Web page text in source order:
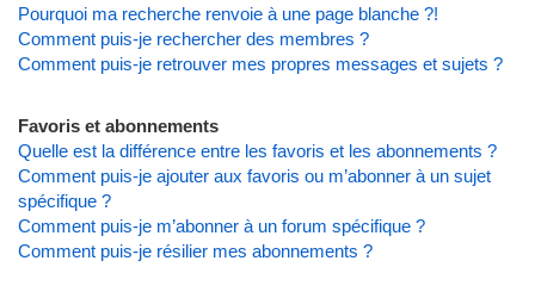
Pourquoi ma recherche renvoie à une page blanche ?!
Comment puis-je rechercher des membres ?
Comment puis-je retrouver mes propres messages et sujets ?
Favoris et abonnements
Quelle est la différence entre les favoris et les abonnements ?
Comment puis-je ajouter aux favoris ou m’abonner à un sujet
spécifique ?
Comment puis-je m’abonner à un forum spécifique ?
Comment puis-je résilier mes abonnements ?